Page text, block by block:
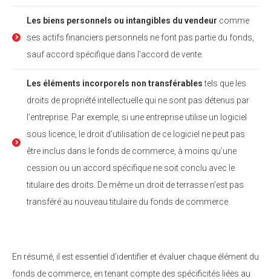
Les biens personnels ou intangibles du vendeur comme
ses actifs financiers personnels ne font pas partie du fonds,
sauf accord spécifique dans l’accord de vente.
Les éléments incorporels non transférablestels que les
droits de propriété intellectuelle qui ne sont pas détenus par
l’entreprise. Par exemple, si une entreprise utilise un logiciel
sous licence, le droit d’utilisation de ce logiciel ne peut pas
être inclus dans le fonds de commerce, à moins qu’une
cession ou un accord spécifique ne soit conclu avec le
titulaire des droits. De même un droit de terrasse n’est pas
transféré au nouveau titulaire du fonds de commerce.
En résumé, il est essentiel d’identifier et évaluer chaque élément du
fonds de commerce, en tenant compte des spécificités liées au